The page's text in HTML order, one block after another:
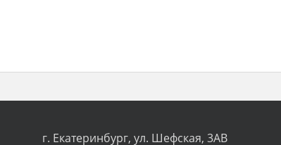
г. Екатеринбург, ул. Шефская, 3АВ